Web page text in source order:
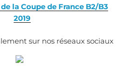
la Coupe de France B2/B3
2019
sur nos réseaux sociaux